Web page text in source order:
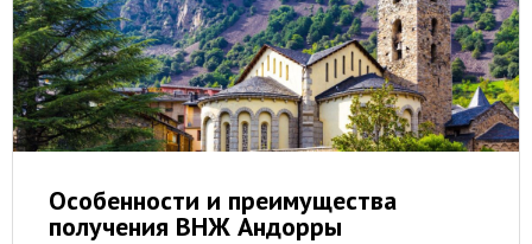
Особенности и преимущества
получения ВНЖ Андорры